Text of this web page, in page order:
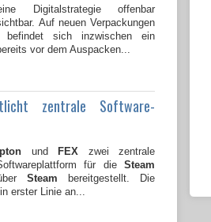
Digitalstrategie offenbar
Auf neuen Verpackungen
befindet sich inzwischen ein
vor dem Auspacken...
zentrale Software-
und FEX zwei zentrale
für die Steam
Steam bereitgestellt. Die
erster Linie an...